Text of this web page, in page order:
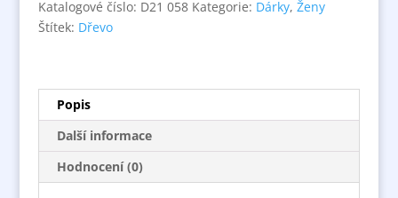
množství
Katalogové číslo: D21 058 Kategorie: Dárky, Ženy
Štítek: Dřevo
Popis
Další informace
Hodnocení (0)